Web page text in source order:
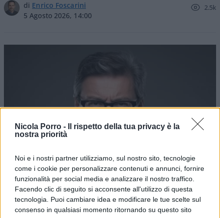
Nicola Porro -
Il rispetto della tua privacy è la
nostra priorità
Noi e i nostri partner utilizziamo, sul nostro sito, tecnologie
come i cookie per personalizzare contenuti e annunci, fornire
funzionalità per social media e analizzare il nostro traffico.
Facendo clic di seguito si acconsente all'utilizzo di questa
tecnologia. Puoi cambiare idea e modificare le tue scelte sul
consenso in qualsiasi momento ritornando su questo sito
di Enrico Foscarini
5 Agosto 2026, 14:00
2.5k
Difesa ed energia: clausola di
salvaguardia significa più debito
diEnrico Foscarini